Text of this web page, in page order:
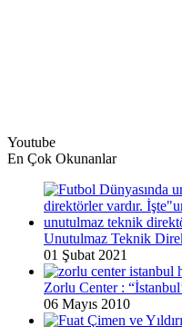
Youtube
En Çok Okunanlar
Unutulmaz Teknik
01 Şubat 2021
Zorlu Center :
06 Mayıs 2010